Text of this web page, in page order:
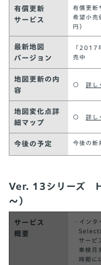
有償更新
サービス
有償更新
希望小
円）
最新地図
バージョン
「2017
売中
地図更新の内
容
○ 詳し
地図変化点詳
細マップ
○ 詳し
今後の予定 今後の新
Ver. 13シリーズ
～）
サービス
概要
・イン
Select
サービ
車検月
時期に